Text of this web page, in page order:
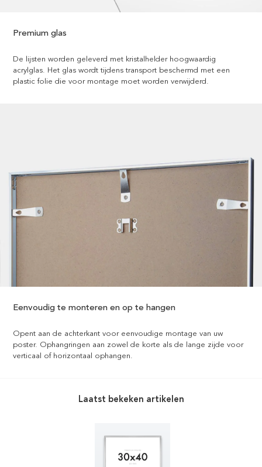
Premium glas
De lijsten worden geleverd met kristalhelder hoogwaardig
acrylglas. Het glas wordt tijdens transport beschermd met een
plastic folie die voor montage moet worden verwijderd.
Eenvoudig te monteren en op te hangen
Opent aan de achterkant voor eenvoudige montage van uw
poster. Ophangringen aan zowel de korte als de lange zijde voor
verticaal of horizontaal ophangen.
Laatst bekeken artikelen